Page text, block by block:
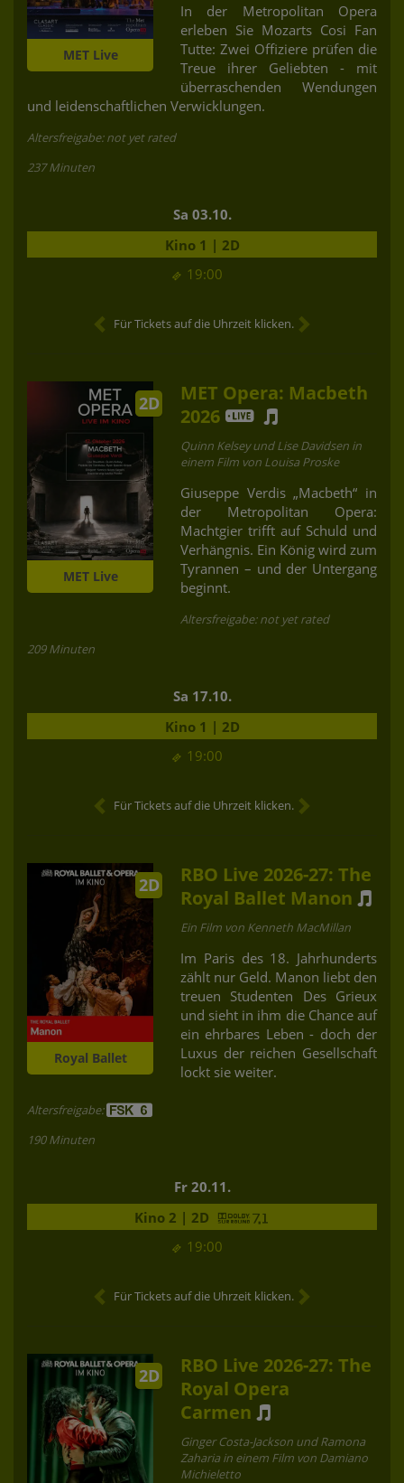
MET Live
In der Metropolitan Opera
erleben Sie Mozarts Cosi Fan
Tutte: Zwei Offiziere prüfen die
Treue ihrer Geliebten - mit
überraschenden Wendungen
und leidenschaftlichen Verwicklungen.
Altersfreigabe: not yet rated
237 Minuten
Sa 03.10.
19:00
Kino 1 | 2D
Für Tickets auf die Uhrzeit klicken.
2D
MET Live
MET Opera: Macbeth
2026
Quinn Kelsey und Lise Davidsen in
einem Film von Louisa Proske
Giuseppe Verdis „Macbeth“ in
der Metropolitan Opera:
Machtgier trifft auf Schuld und
Verhängnis. Ein König wird zum
Tyrannen – und der Untergang
beginnt.
Altersfreigabe: not yet rated
209 Minuten
Sa 17.10.
19:00
Kino 1 | 2D
Für Tickets auf die Uhrzeit klicken.
2D
Royal Ballet
RBO Live 2026-27: The
Royal Ballet Manon
Ein Film von Kenneth MacMillan
Im Paris des 18. Jahrhunderts
zählt nur Geld. Manon liebt den
treuen Studenten Des Grieux
und sieht in ihm die Chance auf
ein ehrbares Leben - doch der
Luxus der reichen Gesellschaft
lockt sie weiter.
Altersfreigabe:
190 Minuten
Fr 20.11.
19:00
Kino 2 | 2D
Für Tickets auf die Uhrzeit klicken.
2D
RBO Live 2026-27: The
Royal Opera
Carmen
Ginger Costa-Jackson und Ramona
Zaharia in einem Film von Damiano
Michieletto